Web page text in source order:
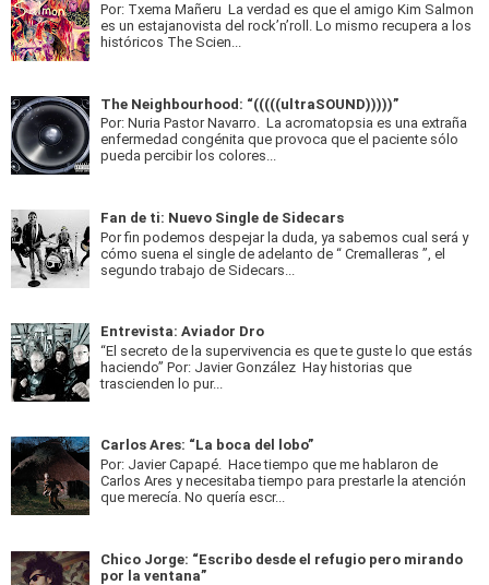
Por: Txema Mañeru La verdad es que el amigo Kim Salmon
es un estajanovista del rock’n’roll. Lo mismo recupera a los
históricos The Scien...
The Neighbourhood: “(((((ultraSOUND)))))”
Por: Nuria Pastor Navarro. La acromatopsia es una extraña
enfermedad congénita que provoca que el paciente sólo
pueda percibir los colores...
Fan de ti: Nuevo Single de Sidecars
Por fin podemos despejar la duda, ya sabemos cual será y
cómo suena el single de adelanto de “ Cremalleras ”, el
segundo trabajo de Sidecars...
Entrevista: Aviador Dro
“El secreto de la supervivencia es que te guste lo que estás
haciendo” Por: Javier González Hay historias que
trascienden lo pur...
Carlos Ares: “La boca del lobo”
Por: Javier Capapé. Hace tiempo que me hablaron de
Carlos Ares y necesitaba tiempo para prestarle la atención
que merecía. No quería escr...
Chico Jorge: “Escribo desde el refugio pero mirando
por la ventana”